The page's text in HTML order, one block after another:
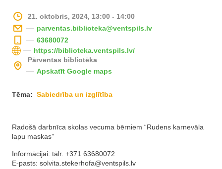
21. oktobris, 2024, 13:00 - 14:00
parventas.biblioteka@ventspils.lv
63680072
https://biblioteka.ventspils.lv/
Pārventas bibliotēka
Apskatīt Google maps
Tēma: Sabiedrība un izglītība
Radošā darbnīca skolas vecuma bērniem “Rudens karnevāla
lapu maskas”
Informācijai: tālr. +371 63680072
E-pasts: solvita.stekerhofa@ventspils.lv